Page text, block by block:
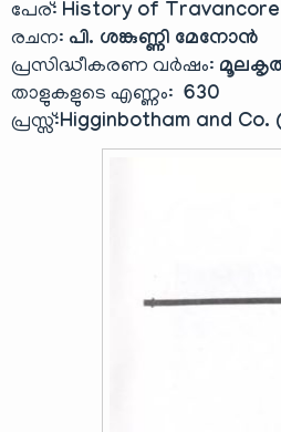
പേര്: History of
രചന: പി. ശങ്കുണ്ണി മേനോൻ
പ്രസിദ്ധീകരണ വർഷം: മൂലകൃതി
താളുകളുടെ എണ്ണം: 630
പ്രസ്സ്:Higginbotham and